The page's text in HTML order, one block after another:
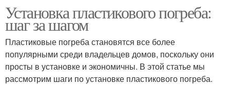
Установка пластикового погреба:
шаг за шагом
Пластиковые погреба становятся все более
популярными среди владельцев домов, поскольку они
просты в установке и экономичны. В этой статье мы
рассмотрим шаги по установке пластикового погреба.